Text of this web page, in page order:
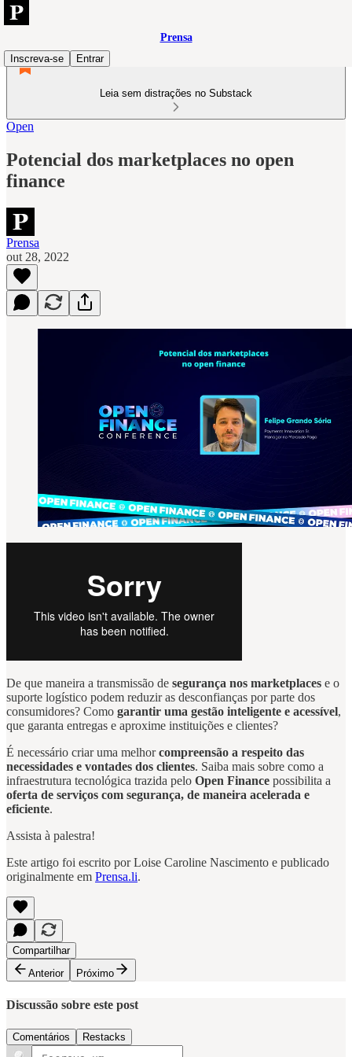
Prensa
Inscreva-se
Entrar
Leia sem distrações no Substack
Open
Potencial dos marketplaces no open
finance
Prensa
out 28, 2022
De que maneira a transmissão de segurança nos marketplaces e o
suporte logístico podem reduzir as desconfianças por parte dos
consumidores? Como garantir uma gestão inteligente e acessível,
que garanta entregas e aproxime instituições e clientes?
É necessário criar uma melhorcompreensão a respeito das
necessidades e vontades dos clientes. Saiba mais sobre como a
infraestrutura tecnológica trazida pelo Open Finance possibilita a
oferta de serviços com segurança, de maneira acelerada e
eficiente.
Assista à palestra!
Este artigo foi escrito por Loise Caroline Nascimento e publicado
originalmente em Prensa.li.
Compartilhar
Anterior
Próximo
Discussão sobre este post
Comentários Restacks